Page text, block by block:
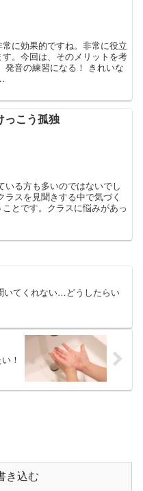
に効果的ですね。非常に役立
。今回は、そのメリットを考
音の練習になる！ きれいな
っこう孤独
る方も多いのではないでし
スを見聞きする中で気づく
とです。クラスに悩みがあっ
いてくれない…どうしたらい
！
き込む